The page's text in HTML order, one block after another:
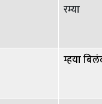
रम्या
म्हया